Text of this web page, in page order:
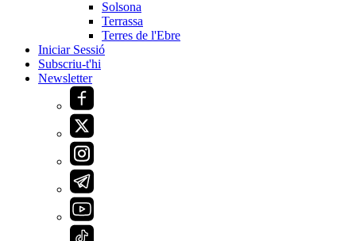
Solsona
Terrassa
Terres de l'Ebre
Iniciar Sessió
Subscriu-t'hi
Newsletter